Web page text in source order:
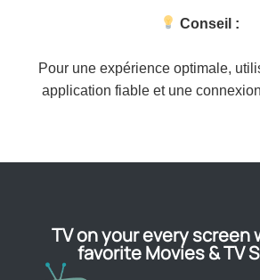
Conseil :
Pour une expérience optimale,
application fiable et une
TV on your every screen
favorite Movies & TV